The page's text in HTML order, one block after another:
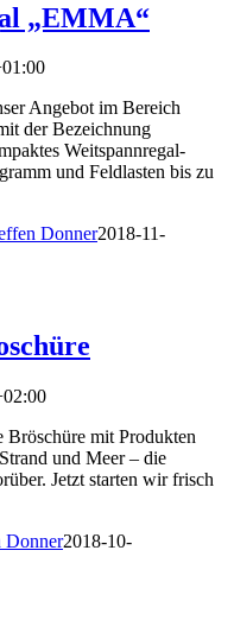
„EMMA“
Angebot im Bereich
der Bezeichnung
Weitspannregal-
und Feldlasten bis zu
Donner2018-11-
mit Produkten
und Meer – die
Jetzt starten wir frisch
Donner2018-10-